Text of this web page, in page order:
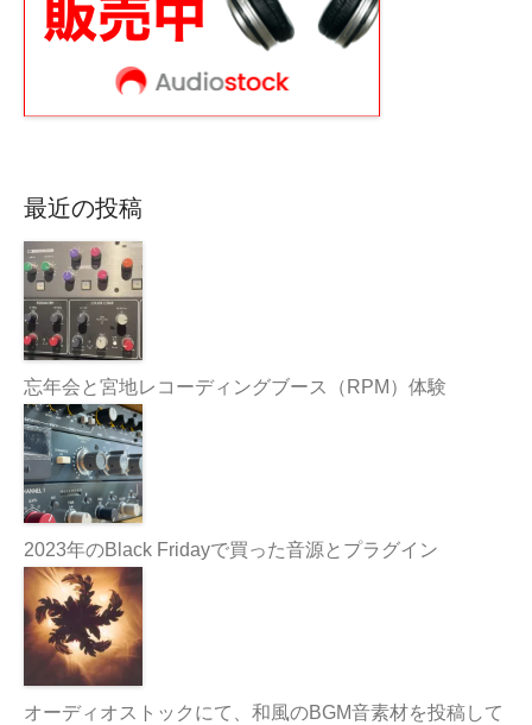
最近の投稿
忘年会と宮地レコーディングブース（RPM）体験
2023年のBlack Fridayで買った音源とプラグイン
オーディオストックにて、和風のBGM音素材を投稿して